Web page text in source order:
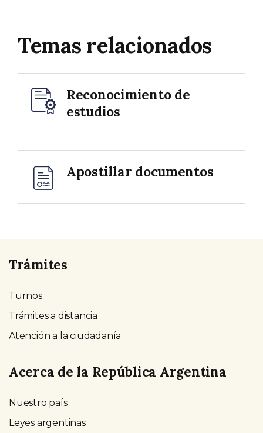
Temas relacionados
Reconocimiento de
estudios
Apostillar documentos
Trámites
Turnos
Trámites a distancia
Atención a la ciudadanía
Acerca de la República Argentina
Nuestro país
Leyes argentinas